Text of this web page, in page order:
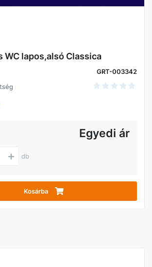
WC lapos,alsó Classica
GRT-003342
Egyedi ár
db
Kosárba